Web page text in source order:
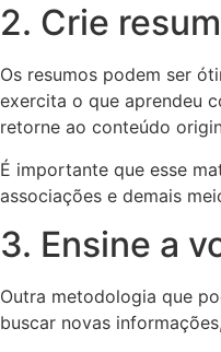
2. Crie
Os resumos podem ser
exercita o que aprendeu
retorne ao conteúdo
É importante que esse
associações e demais
3. Ensine a
Outra metodologia que
buscar novas